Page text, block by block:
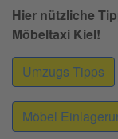
Hier nützliche
Möbeltaxi Kiel!
Umzugs Tipps
Möbel